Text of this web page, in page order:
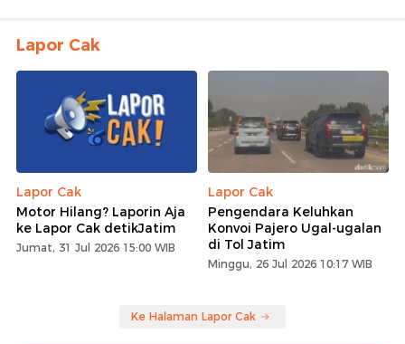
Lapor Cak
Lapor Cak
Motor Hilang? Laporin Aja
ke Lapor Cak detikJatim
Jumat, 31 Jul 2026 15:00 WIB
Lapor Cak
Pengendara Keluhkan
Konvoi Pajero Ugal-ugalan
di Tol Jatim
Minggu, 26 Jul 2026 10:17 WIB
Ke Halaman Lapor Cak